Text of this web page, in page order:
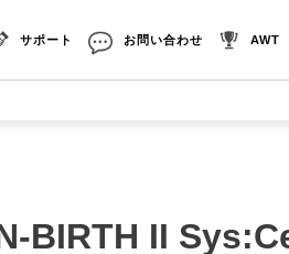
サポート お問い合わせ AWT
BIRTH II